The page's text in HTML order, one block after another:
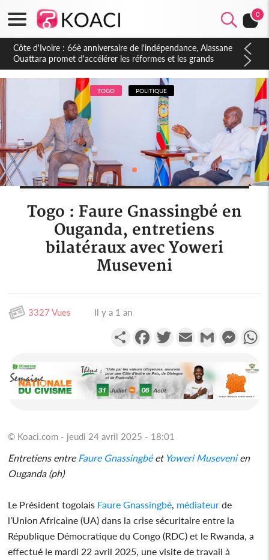
0
Côte d'Ivoire : À Abidjan, Amadou Oury Bah admire le modèle
ivoirien et veut s'en inspirer pour accélérer le développement
de la Guinée
TOGO POLITIQUE
Togo : Faure Gnassingbé en
Ouganda, entretiens
bilatéraux avec Yoweri
Museveni
3327 Vues Il y a 1 an
PartagerFacebookTwitterEmail Gmail
© Koaci.com - jeudi 24 avril 2025 - 18:01
Entretiens entreFaure GnassingbéetYoweri Musevenien
Ouganda (ph)
Le Président togolais Faure Gnassingbé, médiateur de
l’Union Africaine (UA) dans la crise sécuritaire entre la
République Démocratique du Congo (RDC) et le Rwanda, a
effectué le mardi 22 avril 2025, une visite de travail à